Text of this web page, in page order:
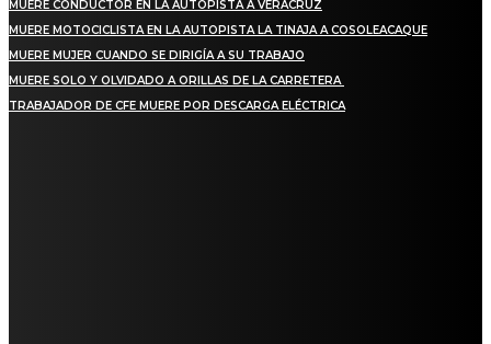
MUERE CONDUCTOR EN LA AUTOPISTA A VERACRUZ
MUERE MOTOCICLISTA EN LA AUTOPISTA LA TINAJA A COSOLEACAQUE
MUERE MUJER CUANDO SE DIRIGÍA A SU TRABAJO
MUERE SOLO Y OLVIDADO A ORILLAS DE LA CARRETERA
TRABAJADOR DE CFE MUERE POR DESCARGA ELÉCTRICA